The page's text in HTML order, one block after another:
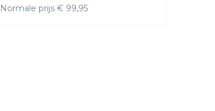
Normale prijs € 99,95